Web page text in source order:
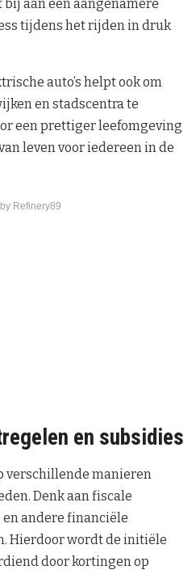
aan een aangenamere
tijdens het rijden in druk
auto’s helpt ook om
en stadscentra te
een prettiger leefomgeving
leven voor iedereen in de
Refinery89
en subsidies
verschillende manieren
Denk aan fiscale
andere financiële
Hierdoor wordt de initiële
door kortingen op